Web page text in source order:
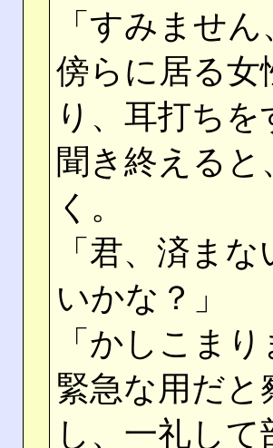
「すみませ
傍らに居る女
り、耳打ちを
聞き終える
く。
「君、済ま
いかな？」
「かしこま
緊急な用だ
し、一礼し